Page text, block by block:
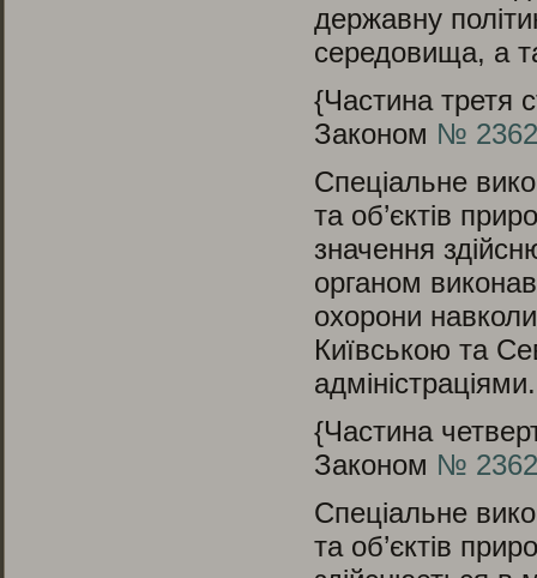
державну
середовища, а
{Частина третя
Законом №
Спеціальне
та об’єктів
значення
органом
охорони
Київською та
адміністраціями.
{Частина
Законом №
Спеціальне
та об’єктів